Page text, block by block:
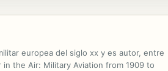
europea del siglo xx y es autor, entre
in the Air: Military Aviation from 1909 to